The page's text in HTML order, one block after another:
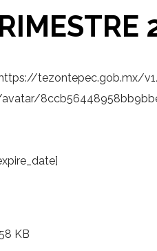
tezontepec.gob.mx/
KB